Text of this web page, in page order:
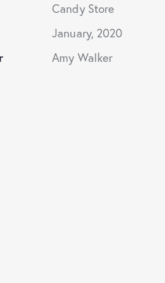
Candy Store
January, 2020
Amy Walker